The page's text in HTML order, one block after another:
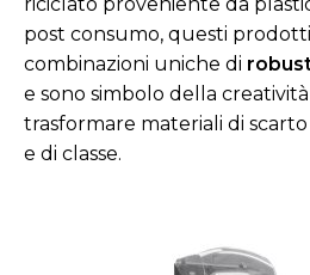
post consumo, questi
combinazioni uniche di
e sono simbolo della
trasformare materiali di
e di classe.